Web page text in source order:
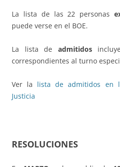
La lista de las 22 personas
puede verse en el BOE.
La lista de admitidos
correspondientes al turno
Ver la lista de admitidos en
Justicia
RESOLUCIONES